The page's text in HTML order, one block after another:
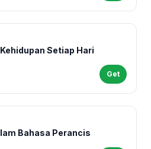
Setiap Hari
Get
Bahasa Perancis